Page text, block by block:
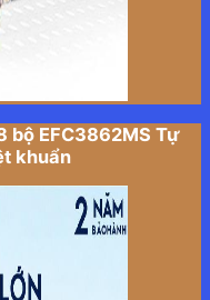
bộ EFC3862MS Tự
khuẩn